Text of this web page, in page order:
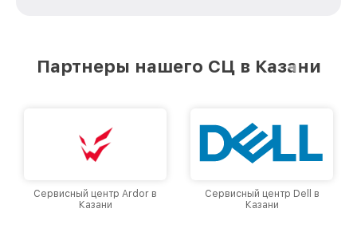
Казани, постоянно повышая уровень доверия
Партнеры нашего СЦ в Казани
Сервисный центр Ardor в
Казани
Сервисный центр Dell в
Казани